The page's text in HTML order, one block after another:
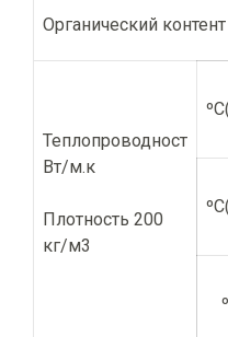
Органический контент
Теплопроводност
Вт/м.к
Плотность 200
кг/м3